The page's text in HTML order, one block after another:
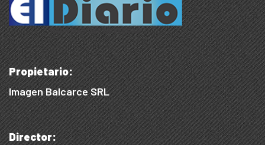
Propietario:
Imagen Balcarce SRL
Director: